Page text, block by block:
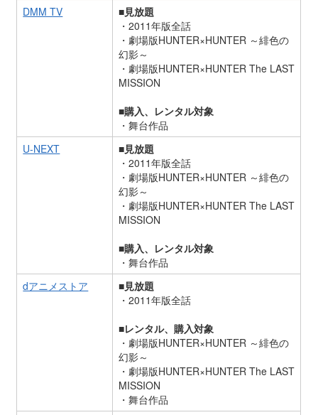
DMM TV
■見放題
・2011年版全話
・劇場版HUNTER×HUNTER ～緋色の
幻影～
・劇場版HUNTER×HUNTER The LAST
MISSION
■購入、レンタル対象
・舞台作品
U-NEXT
■見放題
・2011年版全話
・劇場版HUNTER×HUNTER ～緋色の
幻影～
・劇場版HUNTER×HUNTER The LAST
MISSION
■購入、レンタル対象
・舞台作品
dアニメストア
■見放題
・2011年版全話
■レンタル、購入対象
・劇場版HUNTER×HUNTER ～緋色の
幻影～
・劇場版HUNTER×HUNTER The LAST
MISSION
・舞台作品